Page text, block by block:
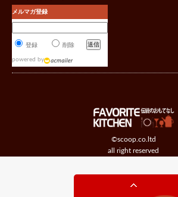
©scoop.co.ltd
all right reserved
メルマガ登録
登録 削除
powered by